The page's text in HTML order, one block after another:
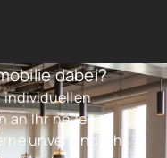
dabei?
individuellen
an Ihr neues
unverbindlich